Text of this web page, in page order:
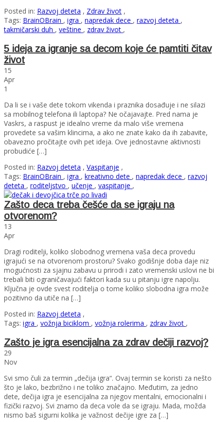
Posted in: Razvoj deteta , Zdrav život ,
Tags: BrainOBrain , igra , napredak dece , razvoj deteta ,
takmičarski duh , veštine , zdrav život ,
5 ideja za igranje sa decom koje će pamtiti čitav
život
15
Apr
1
Da li se i vaše dete tokom vikenda i praznika dosađuje i ne silazi
sa mobilnog telefona ili laptopa? Ne očajavajte. Pred nama je
Vaskrs, a raspust je idealno vreme da malo više vremena
provedete sa vašim klincima, a ako ne znate kako da ih zabavite,
obavezno pročitajte ovih pet ideja. Ove jednostavne aktivnosti
probudiće […]
Posted in: Razvoj deteta , Vaspitanje ,
Tags: BrainOBrain , igra , kreativno dete , napredak dece , razvoj
deteta , roditeljstvo , učenje , vaspitanje ,
Zašto deca treba češće da se igraju na
otvorenom?
13
Apr
Dragi roditelji, koliko slobodnog vremena vaša deca provedu
igrajući se na otvorenom prostoru? Svako godišnje doba daje niz
mogućnosti za sjajnu zabavu u prirodi i zato vremenski uslovi ne bi
trebali biti ograničavajući faktori kada su u pitanju igre napolju.
Ključna je ovde svest roditelja o tome koliko slobodna igra može
pozitivno da utiče na […]
Posted in: Razvoj deteta ,
Tags: igra , vožnja biciklom , vožnja rolerima , zdrav život ,
Zašto je igra esencijalna za zdrav dečiji razvoj?
29
Nov
Svi smo čuli za termin „dečija igra“. Ovaj termin se koristi za nešto
što je lako, bezbrižno i ne toliko značajno. Međutim, za jedno
dete, dečija igra je esencijalna za njegov mentalni, emocionalni i
fizički razvoj. Svi znamo da deca vole da se igraju. Mada, možda
nismo baš sigurni kolika je važnost dečije igre za […]